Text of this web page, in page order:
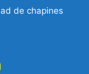
de chapines